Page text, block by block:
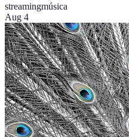
streamingmúsica
Aug 4